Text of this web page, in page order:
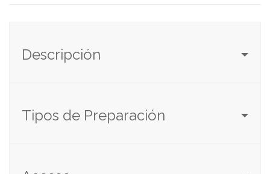
Descripción
Tipos de Preparación